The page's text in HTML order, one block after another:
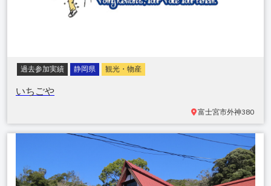
過去参加実績 静岡県 観光・物産
いちごや
富士宮市外神380